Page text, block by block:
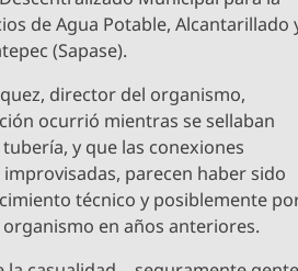
de Agua Potable, Alcantarillado
(Sapase).
director del organismo,
ocurrió mientras se sellaban
y que las conexiones
parecen haber sido
técnico y posiblemente
en años anteriores.